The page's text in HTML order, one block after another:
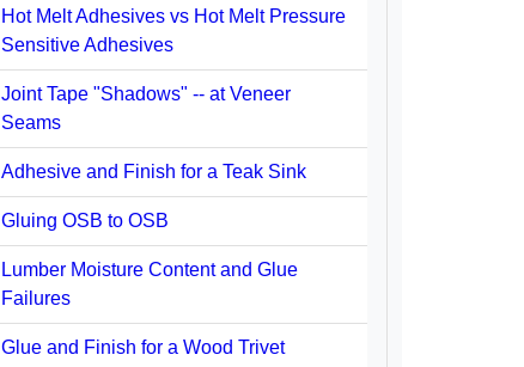
Hot Melt Adhesives vs Hot Melt Pressure
Sensitive Adhesives
Joint Tape "Shadows" -- at Veneer
Seams
Adhesive and Finish for a Teak Sink
Gluing OSB to OSB
Lumber Moisture Content and Glue
Failures
Glue and Finish for a Wood Trivet